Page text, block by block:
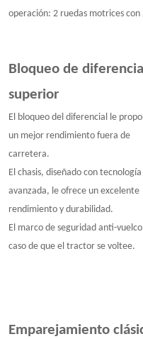
operación: 2 ruedas motrices
Bloqueo de
superior
El bloqueo del diferencial le
un mejor rendimiento fuera de
carretera.
El chasis, diseñado con tecnología
avanzada, le ofrece un excelente
rendimiento y durabilidad.
El marco de seguridad anti-
caso de que el tractor se voltee.
Emparejamiento